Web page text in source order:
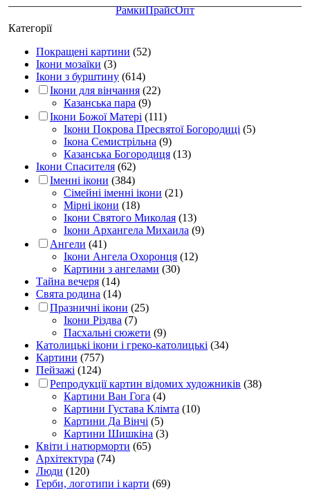
РамкиПрайсОпт
Категорії
Покращені картини (52)
Ікони мозаїки (3)
Ікони з бурштину (614)
Ікони для вінчання (22)
Казанська пара (9)
Ікони Божої Матері (111)
Ікони Покрова Пресвятої Богородиці (5)
Ікона Семистрільна (9)
Казанська Богородиця (13)
Ікони Спасителя (62)
Іменні ікони (384)
Сімейні іменні ікони (21)
Мірні ікони (18)
Ікони Святого Миколая (13)
Ікони Архангела Михаила (9)
Ангели (41)
Ікони Ангела Охоронця (12)
Картини з ангелами (30)
Тайна вечеря (14)
Свята родина (14)
Празничні ікони (25)
Ікони Різдва (7)
Пасхальні сюжети (9)
Католицькі ікони і греко-католицькі (34)
Картини (757)
Пейзажі (124)
Репродукції картин відомих художників (38)
Картини Ван Гога (4)
Картини Густава Клімта (10)
Картини Да Вінчі (5)
Картини Шишкіна (3)
Квіти і натюрморти (65)
Архітектура (74)
Люди (120)
Герби, логотипи і карти (69)